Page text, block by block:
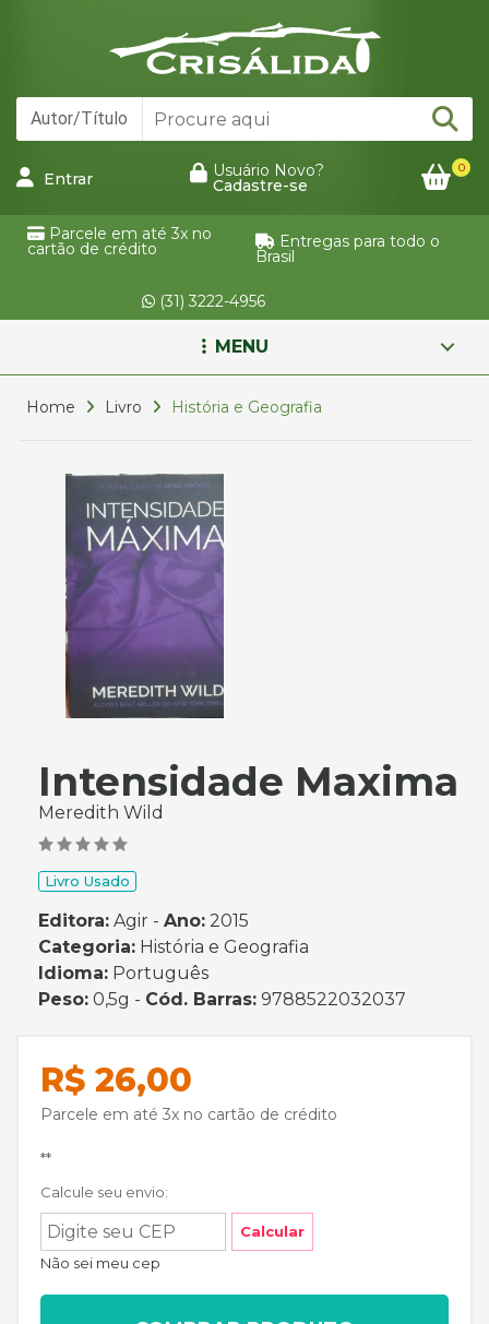
Entrar Usuário Novo?
Cadastre-se
0
Parcele em até 3x no
cartão de crédito Entregas para todo o
Brasil
(31) 3222-4956
MENU
Home Livro História e Geografia
Intensidade Maxima
Meredith Wild
Livro Usado
Editora: Agir - Ano: 2015
Categoria: História e Geografia
Idioma: Português
Peso: 0,5g - Cód. Barras: 9788522032037
R$ 26,00
Parcele em até 3x no cartão de crédito
**
Calcule seu envio:
Calcular
Não sei meu cep